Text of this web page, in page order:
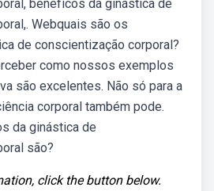
benefícos da ginástica de
Webquais são os
de conscientização corporal?
como nossos exemplos
são excelentes. Não só para a
corporal também pode.
da ginástica de
são?
click the button below.